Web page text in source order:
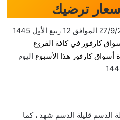
عروض كارفور الأسبوعية 27/9/2023 الموافق 12 ربيع الأول 1445
كارفور في كافة الفروع
أسواق كارفور هذا الأسبوع اليوم
الدسم قليلة الدسم شهد ، كما